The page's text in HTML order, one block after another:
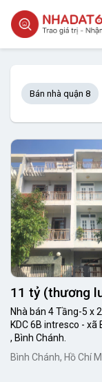
Bán nhà quận 8
11 tỷ (thương
Nhà bán 4 Tầng-5 x 20-100m2-
KDC 6B intresco - xã
, Bình Chánh.
Bình Chánh, Hồ Chí